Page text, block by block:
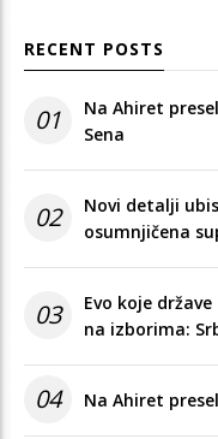
RECENT POSTS
01
Na Ahiret
Sena
02
Novi detalji
osumnjičena
03
Evo koje
na izborima:
04 Na Ahiret